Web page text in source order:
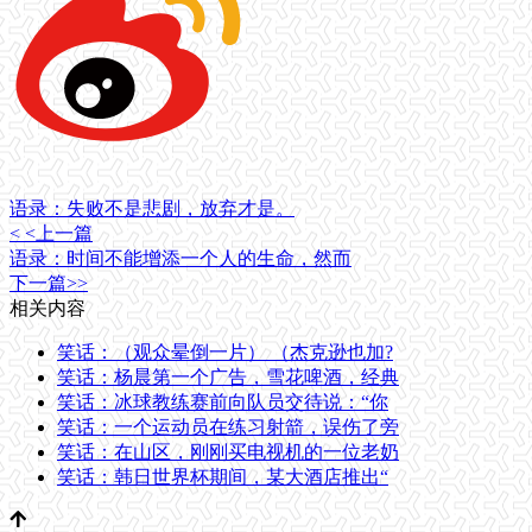
语录：失败不是悲剧，放弃才是。
< <上一篇
语录：时间不能增添一个人的生命，然而
下一篇>>
相关内容
笑话：（观众晕倒一片） （杰克逊也加?
笑话：杨晨第一个广告，雪花啤酒，经典
笑话：冰球教练赛前向队员交待说：“你
笑话：一个运动员在练习射箭，误伤了旁
笑话：在山区，刚刚买电视机的一位老奶
笑话：韩日世界杯期间，某大酒店推出“